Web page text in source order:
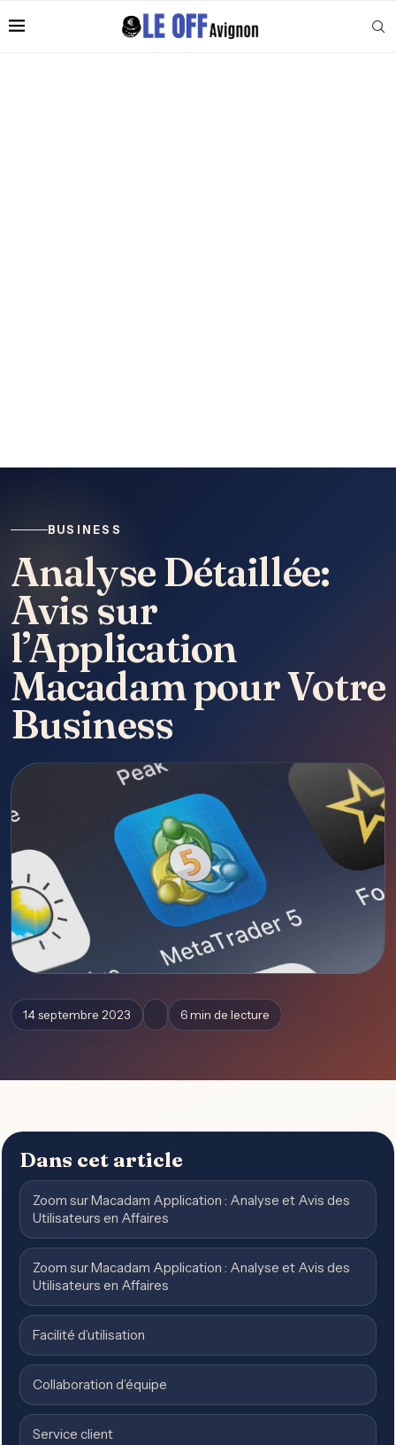
BUSINESS
Analyse Détaillée:
Avis sur
l’Application
Macadam pour Votre
Business
14 septembre 2023 6 min de lecture
Dans cet article
Zoom sur Macadam Application : Analyse et Avis des
Utilisateurs en Affaires
Zoom sur Macadam Application : Analyse et Avis des
Utilisateurs en Affaires
Facilité d’utilisation
Collaboration d’équipe
Service client